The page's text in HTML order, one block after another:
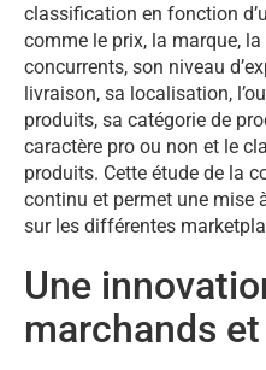
classification en fonction
comme le prix, la marque,
concurrents, son niveau
livraison, sa localisation,
produits, sa catégorie de
caractère pro ou non et le
produits. Cette étude de la
continu et permet une mise
sur les différentes
Une
marchands